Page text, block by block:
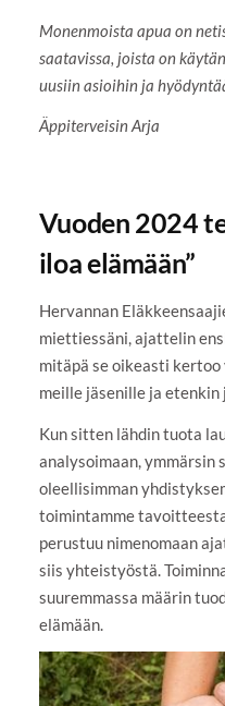
Monenmoista apua on
saatavissa, joista on
uusiin asioihin ja
Äppiterveisin Arja
Vuoden 2024
iloa elämään”
Hervannan
miettiessäni, ajattelin
mitäpä se oikeasti
meille jäsenille ja
Kun sitten lähdin tuota
analysoimaan, ymmärsin
oleellisimman
toimintamme
perustuu nimenomaan
siis yhteistyöstä.
suuremmassa määrin
elämään.